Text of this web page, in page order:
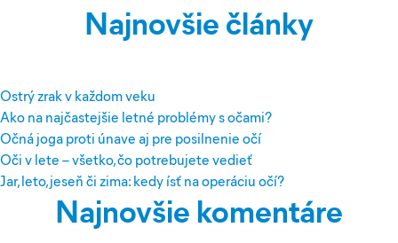
Najnovšie články
Ostrý zrak v každom veku
Ako na najčastejšie letné problémy s očami?
Očná joga proti únave aj pre posilnenie očí
Oči v lete – všetko, čo potrebujete vedieť
Jar, leto, jeseň či zima: kedy ísť na operáciu očí?
Najnovšie komentáre